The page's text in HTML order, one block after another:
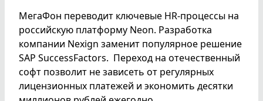
МегаФон переводит ключевые HR-процессы на
российскую платформу Neon. Разработка
компании Nexign заменит популярное решение
SAP SuccessFactors. Переход на отечественный
софт позволит не зависеть от регулярных
лицензионных платежей и экономить десятки